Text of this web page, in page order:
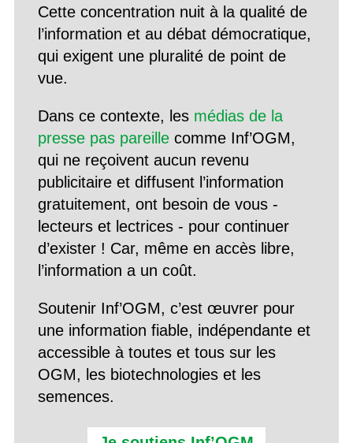
Cette concentration nuit à la qualité de
l’information et au débat démocratique,
qui exigent une pluralité de point de
vue.
Dans ce contexte, les médias de la
presse pas pareillecomme Inf’OGM,
qui ne reçoivent aucun revenu
publicitaire et diffusent l’information
gratuitement, ont besoin de vous -
lecteurs et lectrices - pour continuer
d’exister ! Car, même en accès libre,
l’information a un coût.
Soutenir Inf’OGM, c’est œuvrer pour
une information fiable, indépendante et
accessible à toutes et tous sur les
OGM, les biotechnologies et les
semences.